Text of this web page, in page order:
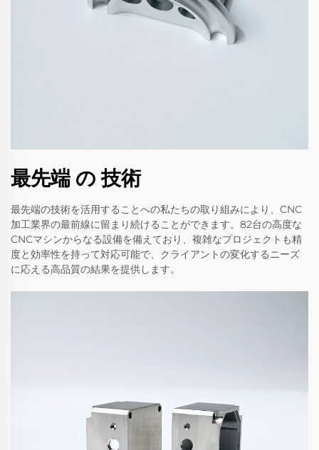
最先端 の 技術
最先端の技術を活用することへの私たちの取り組みにより、CNC
加工業界の最前線に留まり続けることができます。82台の高度な
CNCマシンからなる設備を備えており、複雑なプロジェクトも精
度と効率性を持って対応可能で、クライアントの変化するニーズ
に応える高品質の結果を提供します。